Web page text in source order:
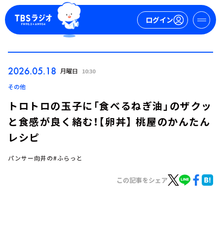
ログイン
2026.05.18 月曜日 10:30
その他
トロトロの玉子に「食べるねぎ油」のザクッ
と食感が良く絡む！【卵丼】 桃屋のかんたん
レシピ
パンサー向井の#ふらっと
この記事をシェア